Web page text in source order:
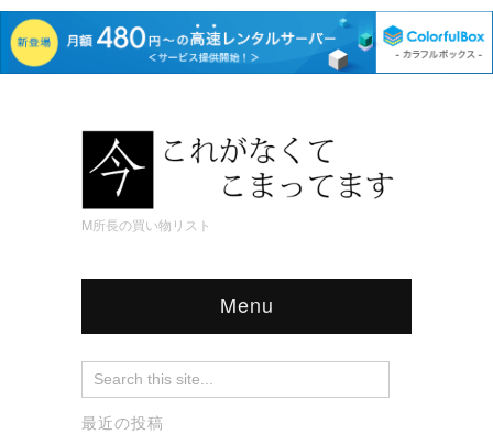
M所長の買い物リスト
Menu
最近の投稿